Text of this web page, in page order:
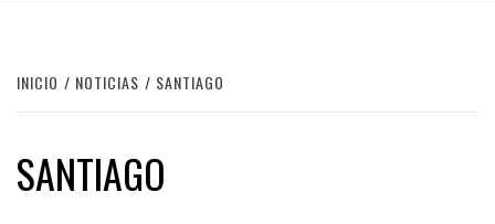
INICIO NOTICIAS SANTIAGO
SANTIAGO